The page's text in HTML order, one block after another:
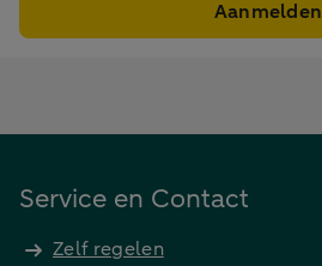
Aanmelden
Service en Contact
Zelf regelen